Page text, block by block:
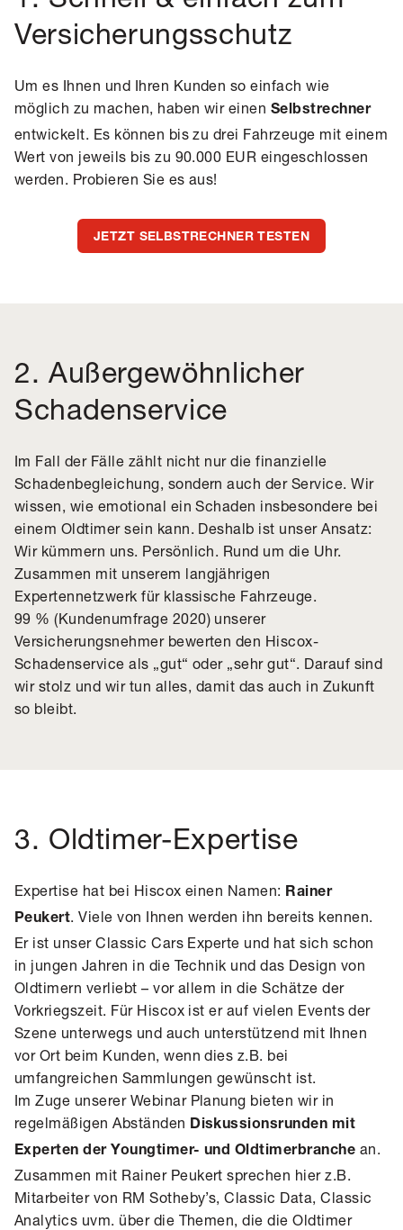
Versicherungsschutz
Um es Ihnen und Ihren Kunden so einfach wie
möglich zu machen, haben wir einen Selbstrechner
entwickelt. Es können bis zu drei Fahrzeuge mit einem
Wert von jeweils bis zu 90.000 EUR eingeschlossen
werden. Probieren Sie es aus!
JETZT SELBSTRECHNER TESTEN
2. Außergewöhnlicher
Schadenservice
Im Fall der Fälle zählt nicht nur die finanzielle
Schadenbegleichung, sondern auch der Service. Wir
wissen, wie emotional ein Schaden insbesondere bei
einem Oldtimer sein kann. Deshalb ist unser Ansatz:
Wir kümmern uns. Persönlich. Rund um die Uhr.
Zusammen mit unserem langjährigen
Expertennetzwerk für klassische Fahrzeuge.
99 % (Kundenumfrage 2020) unserer
Versicherungsnehmer bewerten den Hiscox-
Schadenservice als „gut“ oder „sehr gut“. Darauf sind
wir stolz und wir tun alles, damit das auch in Zukunft
so bleibt.
3. Oldtimer-Expertise
Expertise hat bei Hiscox einen Namen: Rainer
Peukert. Viele von Ihnen werden ihn bereits kennen.
Er ist unser Classic Cars Experte und hat sich schon
in jungen Jahren in die Technik und das Design von
Oldtimern verliebt – vor allem in die Schätze der
Vorkriegszeit. Für Hiscox ist er auf vielen Events der
Szene unterwegs und auch unterstützend mit Ihnen
vor Ort beim Kunden, wenn dies z.B. bei
umfangreichen Sammlungen gewünscht ist.
Im Zuge unserer Webinar Planung bieten wir in
regelmäßigen Abständen Diskussionsrunden mit
Experten der Youngtimer- und Oldtimerbranche an.
Zusammen mit Rainer Peukert sprechen hier z.B.
Mitarbeiter von RM Sotheby’s, Classic Data, Classic
Analytics uvm. über die Themen, die die Oldtimer